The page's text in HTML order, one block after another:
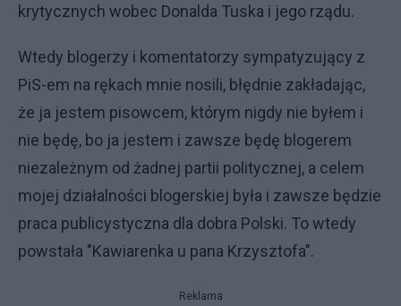
krytycznych wobec Donalda Tuska i jego rządu.
Wtedy blogerzy i komentatorzy sympatyzujący z
PiS-em na rękach mnie nosili, błędnie zakładając,
że ja jestem pisowcem, którym nigdy nie byłem i
nie będę, bo ja jestem i zawsze będę blogerem
niezależnym od żadnej partii politycznej, a celem
mojej działalności blogerskiej była i zawsze będzie
praca publicystyczna dla dobra Polski. To wtedy
powstała "Kawiarenka u pana Krzysztofa".
Reklama